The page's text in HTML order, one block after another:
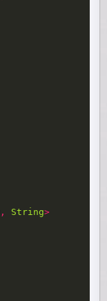
, String>